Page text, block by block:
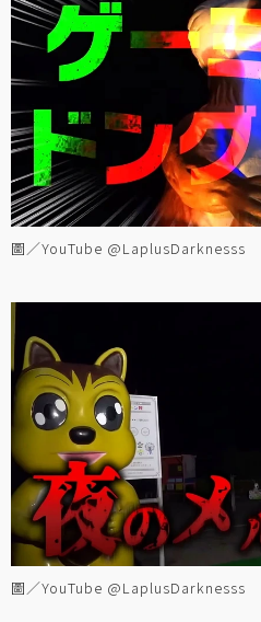
圖／YouTube @LaplusDarknesss
圖／YouTube @LaplusDarknesss